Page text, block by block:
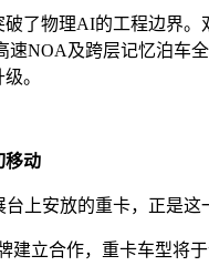
了物理AI的工程边界
速NOA及跨层记忆泊
。
移动
上安放的重卡，正是这
建立合作，重卡车型将